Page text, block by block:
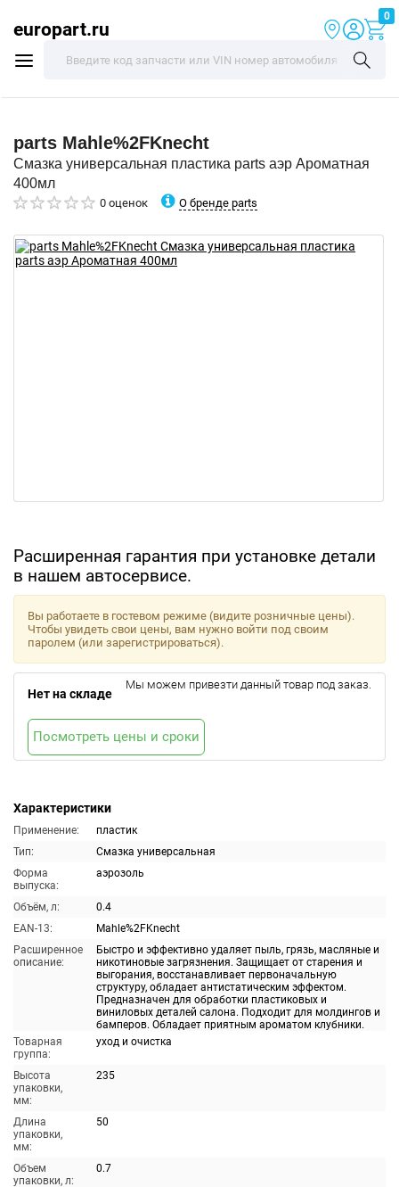
europart.ru
0
parts Mahle%2FKnecht
Смазка универсальная пластика parts аэр Ароматная
400мл
0 оценок О бренде parts
Расширенная гарантия при установке детали
в нашем автосервисе.
Характеристики
Применение:
пластик
Тип:
Смазка универсальная
Форма
выпуска:
аэрозоль
Объём, л:
0.4
EAN-13:
Mahle%2FKnecht
Расширенное
описание:
Быстро и эффективно удаляет пыль, грязь, масляные и
никотиновые загрязнения. Защищает от старения и
выгорания, восстанавливает первоначальную
структуру, обладает антистатическим эффектом.
Предназначен для обработки пластиковых и
виниловых деталей салона. Подходит для молдингов и
бамперов. Обладает приятным ароматом клубники.
Товарная
группа:
уход и очистка
Высота
упаковки,
мм:
235
Длина
упаковки,
мм:
50
Объем
упаковки, л:
0.7
Вы работаете в гостевом режиме (видите розничные цены).
Чтобы увидеть свои цены, вам нужно войти под своим
паролем (или зарегистрироваться).
Нет на складе
Мы можем привезти данный товар под заказ.
Посмотреть цены и сроки